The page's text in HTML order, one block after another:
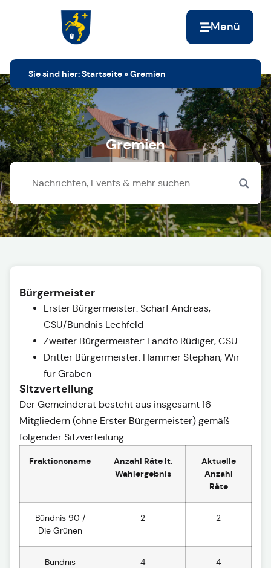
Menü
Zur Startseite
Sie sind hier:Startseite »Gremien
Gremien
Bürgermeister
Erster Bürgermeister: Scharf Andreas,
CSU/Bündnis Lechfeld
Zweiter Bürgermeister: Landto Rüdiger, CSU
Dritter Bürgermeister: Hammer Stephan, Wir
für Graben
Sitzverteilung
Der Gemeinderat besteht aus insgesamt 16
Mitgliedern (ohne Erster Bürgermeister) gemäß
folgender Sitzverteilung:
Fraktionsname
Anzahl Räte lt.
Wahlergebnis
Aktuelle
Anzahl
Räte
Bündnis 90 /
Die Grünen
2 2
Bündnis
4 4